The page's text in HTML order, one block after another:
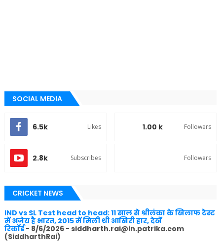
SOCIAL MEDIA
6.5k Likes 1.00 k Followers
2.8k Subscribes Followers
CRICKET NEWS
IND vs SL Test head to head: 11 साल से श्रीलंका के खिलाफ टेस्ट
में अजेय है भारत, 2015 में मिली थी आखिरी हार, देखें
रिकॉर्ड- 8/6/2026- siddharth.rai@in.patrika.com
(SiddharthRai)